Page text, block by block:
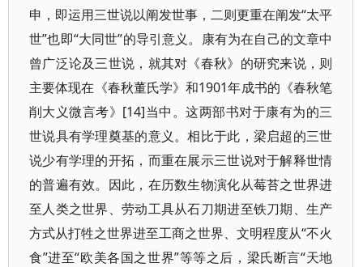
申，即运用三世说以阐发世事，二则更重在阐发“太平
世”也即“大同世”的导引意义。康有为在自己的文章中
曾广泛论及三世说，就其对《春秋》的研究来说，则
主要体现在《春秋董氏学》和1901年成书的《春秋笔
削大义微言考》[14]当中。这两部书对于康有为的三
世说具有学理奠基的意义。相比于此，梁启超的三世
说少有学理的开拓，而重在展示三世说对于解释世情
的普遍有效。因此，在历数生物演化从莓苔之世界进
至人类之世界、劳动工具从石刀期进至铁刀期、生产
方式从打牲之世界进至工商之世界、文明程度从“不火
食”进至“欧美各国之世界”等等之后，梁氏断言“天地